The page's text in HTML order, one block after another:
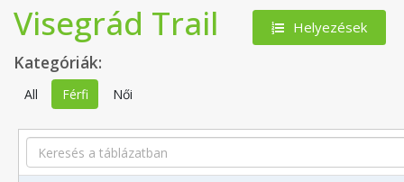
Helyezések
Visegrád Trail
Kategóriák:
All Férfi Női
Search